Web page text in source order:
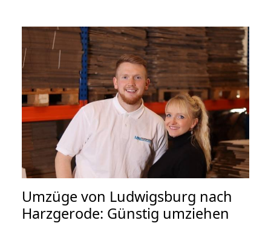
Umzüge von Ludwigsburg nach
Harzgerode: Günstig umziehen